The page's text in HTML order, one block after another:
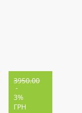
3950.00
-
3%
ГРН